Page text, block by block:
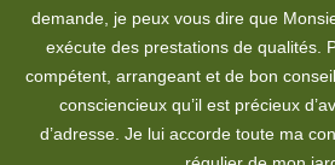
De Pierre Moine